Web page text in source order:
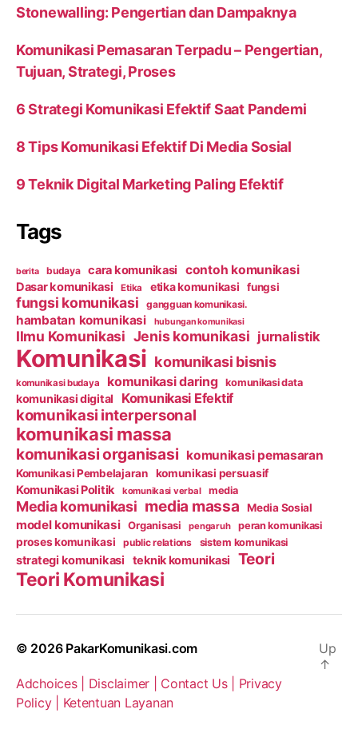
Stonewalling: Pengertian dan Dampaknya
Komunikasi Pemasaran Terpadu – Pengertian,
Tujuan, Strategi, Proses
6 Strategi Komunikasi Efektif Saat Pandemi
8 Tips Komunikasi Efektif Di Media Sosial
9 Teknik Digital Marketing Paling Efektif
Tags
berita budaya cara komunikasi contoh komunikasi
Dasar komunikasi Etika etika komunikasi fungsi
fungsi komunikasi gangguan komunikasi.
hambatan komunikasi hubungan komunikasi
Ilmu Komunikasi Jenis komunikasi jurnalistik
Komunikasi komunikasi bisnis
komunikasi budaya komunikasi daring komunikasi data
komunikasi digital Komunikasi Efektif
komunikasi interpersonal
komunikasi massa
komunikasi organisasi komunikasi pemasaran
Komunikasi Pembelajaran komunikasi persuasif
Komunikasi Politik komunikasi verbal media
Media komunikasi media massa Media Sosial
model komunikasi Organisasi pengaruh peran komunikasi
proses komunikasi public relations sistem komunikasi
strategi komunikasi teknik komunikasi Teori
Teori Komunikasi
© 2026 PakarKomunikasi.com
Adchoices | Disclaimer | Contact Us | Privacy
Policy | Ketentuan Layanan
Up
↑